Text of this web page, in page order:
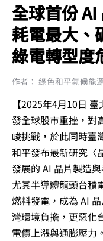
全球首份
耗電最大、
綠電轉型度
作者： 綠色和平氣候能
【2025年4月10日
發全球股市重挫，對
峻挑戰，於此同時臺
和平發布最新研究〈
發展的 AI 晶片製造
尤其半導體龍頭台積
燃料發電，成為 AI
灣環境負擔，更惡化
電價上漲與通膨壓力